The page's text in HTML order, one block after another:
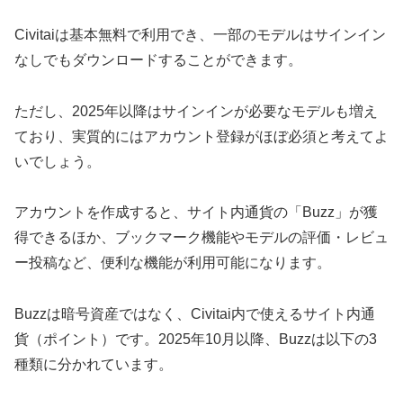
Civitaiは基本無料で利用でき、一部のモデルはサインイン
なしでもダウンロードすることができます。
ただし、2025年以降はサインインが必要なモデルも増え
ており、実質的にはアカウント登録がほぼ必須と考えてよ
いでしょう。
アカウントを作成すると、サイト内通貨の「Buzz」が獲
得できるほか、ブックマーク機能やモデルの評価・レビュ
ー投稿など、便利な機能が利用可能になります。
Buzzは暗号資産ではなく、Civitai内で使えるサイト内通
貨（ポイント）です。2025年10月以降、Buzzは以下の3
種類に分かれています。